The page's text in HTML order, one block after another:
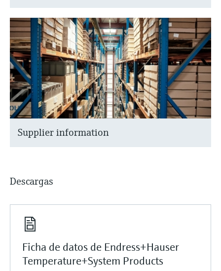
Supplier information
Descargas
Ficha de datos de Endress+Hauser
Temperature+System Products